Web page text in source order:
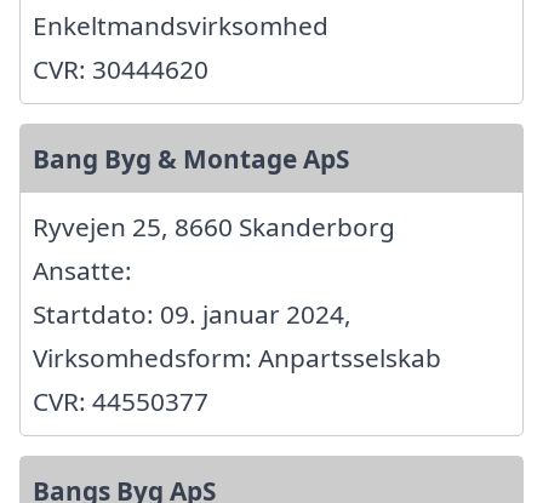
Enkeltmandsvirksomhed
CVR: 30444620
Bang Byg & Montage ApS
Ryvejen 25, 8660 Skanderborg
Ansatte:
Startdato: 09. januar 2024,
Virksomhedsform: Anpartsselskab
CVR: 44550377
Bangs Byg ApS